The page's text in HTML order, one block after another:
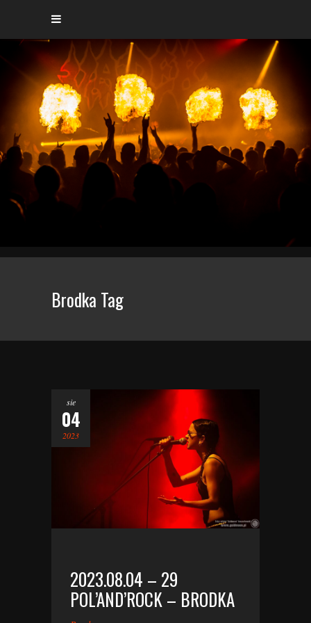
Brodka Tag
sie
04
2023
2023.08.04 – 29
POL’AND’ROCK – BRODKA